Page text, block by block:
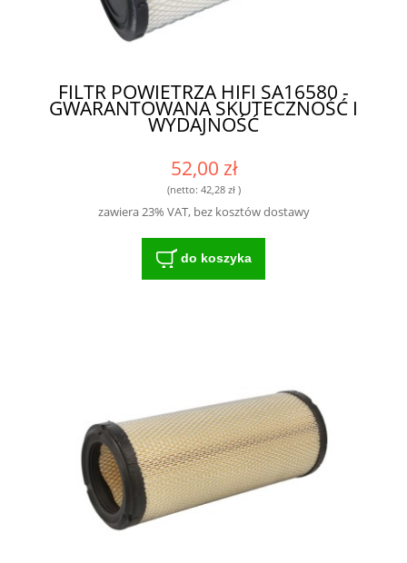
FILTR POWIETRZA HIFI SA16580 -
GWARANTOWANA SKUTECZNOŚĆ I
WYDAJNOŚĆ
52,00 zł
(netto: 42,28 zł)
zawiera 23% VAT, bez kosztów dostawy
do koszyka